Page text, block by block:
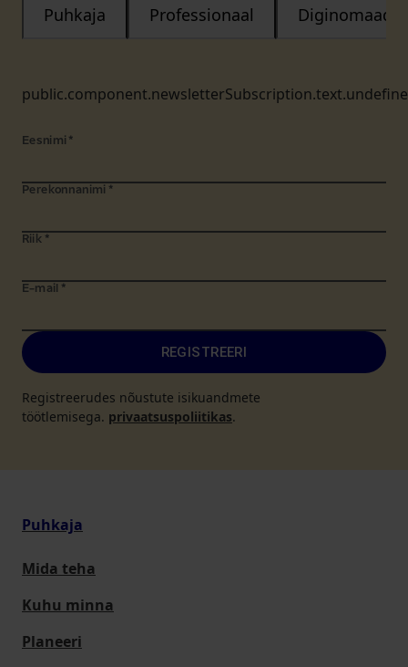
Puhkaja Professionaal Diginomaad
Eesnimi *
Perekonnanimi *
Riik *
E-mail *
REGISTREERI
Registreerudes nõustute isikuandmete
töötlemisega. privaatsuspoliitikas.
Puhkaja
Mida teha
Kuhu minna
Planeeri